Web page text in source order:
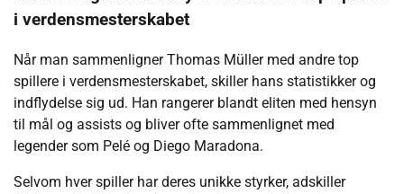
i verdensmesterskabet
Når man sammenligner Thomas Müller med andre top
spillere i verdensmesterskabet, skiller hans statistikker og
indflydelse sig ud. Han rangerer blandt eliten med hensyn
til mål og assists og bliver ofte sammenlignet med
legender som Pelé og Diego Maradona.
Selvom hver spiller har deres unikke styrker, adskiller